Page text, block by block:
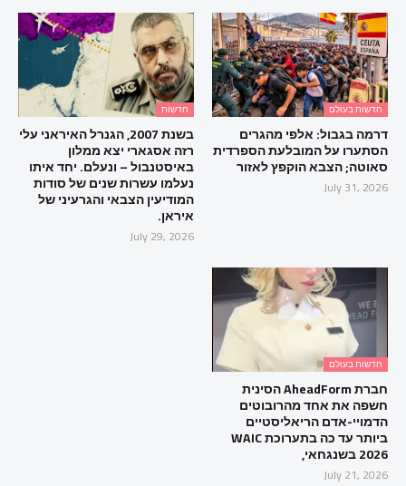
חדשות בעולם
דרמה בגבול: אלפי מהגרים
הסתערו על המובלעת הספרדית
סאוטה; הצבא הוקפץ לאזור
July 31, 2026
חדשות
בשנת 2007, הגנרל האיראני עלי
רזה אסגארי יצא ממלון
באיסטנבול – ונעלם. יחד איתו
נעלמו עשרות שנים של סודות
המודיעין הצבאי והגרעיני של
איראן.
July 29, 2026
חדשות בעולם
חברת AheadForm הסינית
חשפה את אחד מהרובוטים
הדמויי-אדם הריאליסטיים
ביותר עד כה בתערוכת WAIC
2026 בשנגחאי,
July 21, 2026